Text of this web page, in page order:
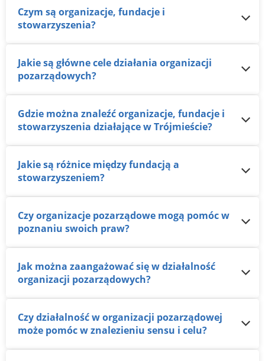
Czym są organizacje, fundacje i
stowarzyszenia?
Jakie są główne cele działania organizacji
pozarządowych?
Gdzie można znaleźć organizacje, fundacje i
stowarzyszenia działające w Trójmieście?
Jakie są różnice między fundacją a
stowarzyszeniem?
Czy organizacje pozarządowe mogą pomóc w
poznaniu swoich praw?
Jak można zaangażować się w działalność
organizacji pozarządowych?
Czy działalność w organizacji pozarządowej
może pomóc w znalezieniu sensu i celu?